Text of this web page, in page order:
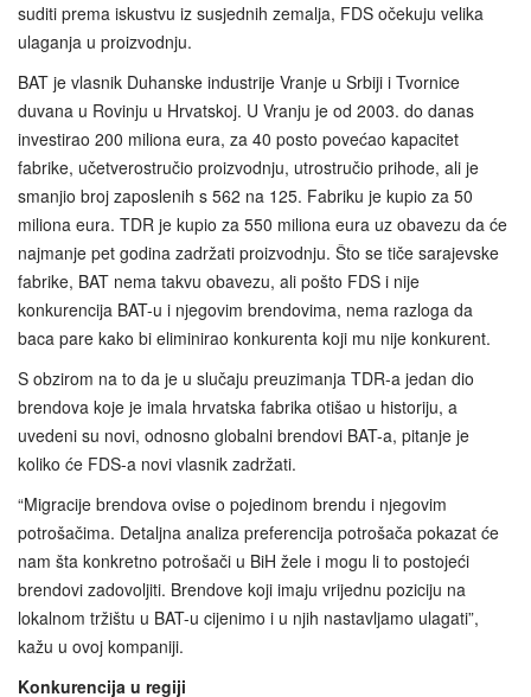
suditi prema iskustvu iz susjednih zemalja, FDS očekuju velika
ulaganja u proizvodnju.
BAT je vlasnik Duhanske industrije Vranje u Srbiji i Tvornice
duvana u Rovinju u Hrvatskoj. U Vranju je od 2003. do danas
investirao 200 miliona eura, za 40 posto povećao kapacitet
fabrike, učetverostručio proizvodnju, utrostručio prihode, ali je
smanjio broj zaposlenih s 562 na 125. Fabriku je kupio za 50
miliona eura. TDR je kupio za 550 miliona eura uz obavezu da će
najmanje pet godina zadržati proizvodnju. Što se tiče sarajevske
fabrike, BAT nema takvu obavezu, ali pošto FDS i nije
konkurencija BAT-u i njegovim brendovima, nema razloga da
baca pare kako bi eliminirao konkurenta koji mu nije konkurent.
S obzirom na to da je u slučaju preuzimanja TDR-a jedan dio
brendova koje je imala hrvatska fabrika otišao u historiju, a
uvedeni su novi, odnosno globalni brendovi BAT-a, pitanje je
koliko će FDS-a novi vlasnik zadržati.
“Migracije brendova ovise o pojedinom brendu i njegovim
potrošačima. Detaljna analiza preferencija potrošača pokazat će
nam šta konkretno potrošači u BiH žele i mogu li to postojeći
brendovi zadovoljiti. Brendove koji imaju vrijednu poziciju na
lokalnom tržištu u BAT-u cijenimo i u njih nastavljamo ulagati”,
kažu u ovoj kompaniji.
Konkurencija u regiji